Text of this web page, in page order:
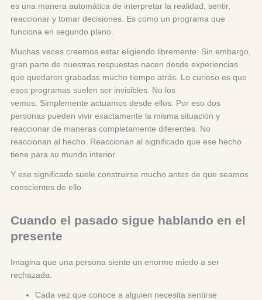
es una manera automática de interpretar la realidad, sentir,
reaccionar y tomar decisiones. Es como un programa que
funciona en segundo plano.
Muchas veces creemos estar eligiendo libremente. Sin embargo,
gran parte de nuestras respuestas nacen desde experiencias
que quedaron grabadas mucho tiempo atrás. Lo curioso es que
esos programas suelen ser invisibles. No los
vemos. Simplemente actuamos desde ellos. Por eso dos
personas pueden vivir exactamente la misma situación y
reaccionar de maneras completamente diferentes. No
reaccionan al hecho. Reaccionan al significado que ese hecho
tiene para su mundo interior.
Y ese significado suele construirse mucho antes de que seamos
conscientes de ello.
Cuando el pasado sigue hablando en el
presente
Imagina que una persona siente un enorme miedo a ser
rechazada.
Cada vez que conoce a alguien necesita sentirse